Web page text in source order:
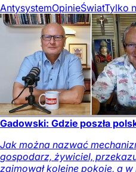
AntysystemOpinieŚwiatTylko
Gadowski: Gdzie poszła
Jak można nazwać
gospodarz, żywiciel,
zajmował kolejne pokoje, a